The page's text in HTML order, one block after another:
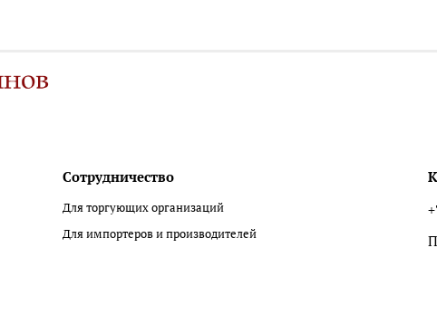
Сотрудничество
Для торгующих организаций
Для импортеров и производителей